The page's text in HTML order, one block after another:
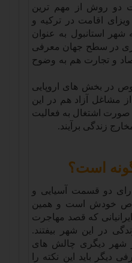
دو روش از مهم ترین
اقامت در ترکیه و
است. از سال 2015 که شهر استانبول به عنوان
در سطح جهان معرفی
و تجارت هم به وضوح
در بخش های اروپایی
مشاغل آزاد هم در این
صورت اشتغال به فعالیت
زندگی برآیند.
است؟
دو قسمت آسیایی و
خاص خودش است و همین
که قصد مهاجرت
در این شهر بیفتند.
شهر دیگری چالش های
دیگر باید این نکته را